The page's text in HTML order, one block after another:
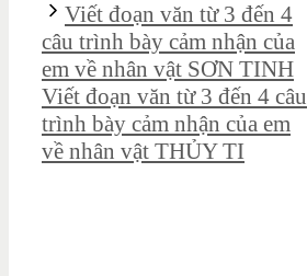
Viết đoạn văn từ 3 đến 4
câu trình bày cảm nhận của
em về nhân vật SƠN TINH
Viết đoạn văn từ 3 đến 4 câu
trình bày cảm nhận của em
về nhân vật THỦY TI